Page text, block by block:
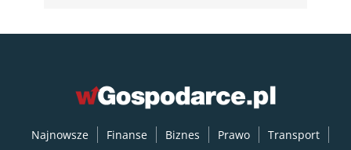
Najnowsze Finanse Biznes Prawo Transport